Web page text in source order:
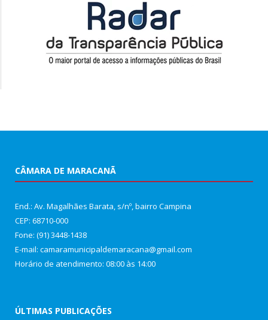
CÂMARA DE MARACANÃ
End.: Av. Magalhães Barata, s/nº, bairro Campina
CEP: 68710-000
Fone: (91) 3448-1438
E-mail: camaramunicipaldemaracana@gmail.com
Horário de atendimento: 08:00 às 14:00
ÚLTIMAS PUBLICAÇÕES